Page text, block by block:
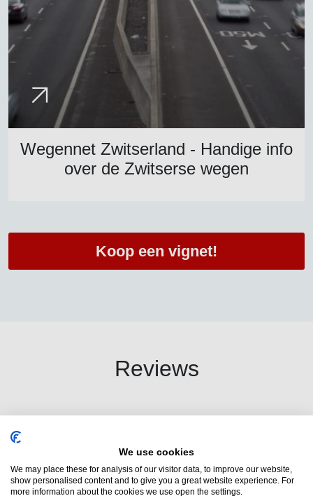
Wegennet Zwitserland - Handige info
over de Zwitserse wegen
Koop een vignet!
Reviews
een officieel vignet. Onze klanten beoordelen ons met een 4,6 van
We use cookies
We may place these for analysis of our visitor data, to improve our website,
show personalised content and to give you a great website experience. For
more information about the cookies we use open the settings.